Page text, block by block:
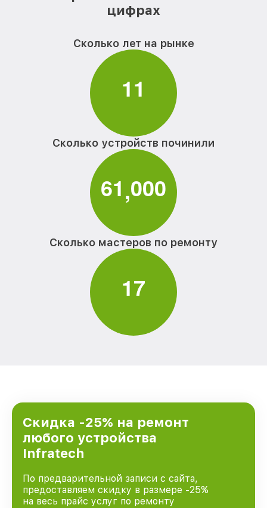
цифрах
Сколько лет на рынке
11
Сколько устройств починили
61,000
Сколько мастеров по ремонту
17
Скидка -25% на ремонт
любого устройства
Infratech
По предварительной записи с сайта,
предоставляем скидку в размере -25%
на весь прайс услуг по ремонту